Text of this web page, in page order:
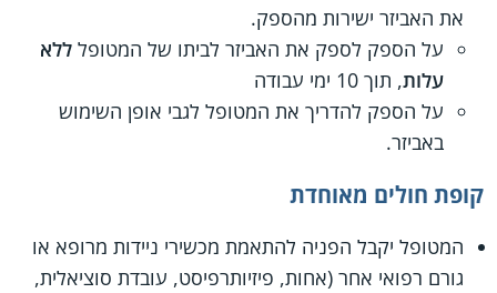
את האביזר ישירות מהספק.
על הספק לספק את האביזר לביתו של המטופל ללא
עלות, תוך 10 ימי עבודה
על הספק להדריך את המטופל לגבי אופן השימוש
באביזר.
קופת חולים מאוחדת
המטופל יקבל הפניה להתאמת מכשירי ניידות מרופא או
גורם רפואי אחר (אחות, פיזיותרפיסט, עובדת סוציאלית,